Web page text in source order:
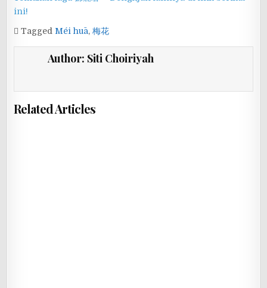
ini!
TaggedMéi huā,梅花
Author: Siti Choiriyah
Related Articles